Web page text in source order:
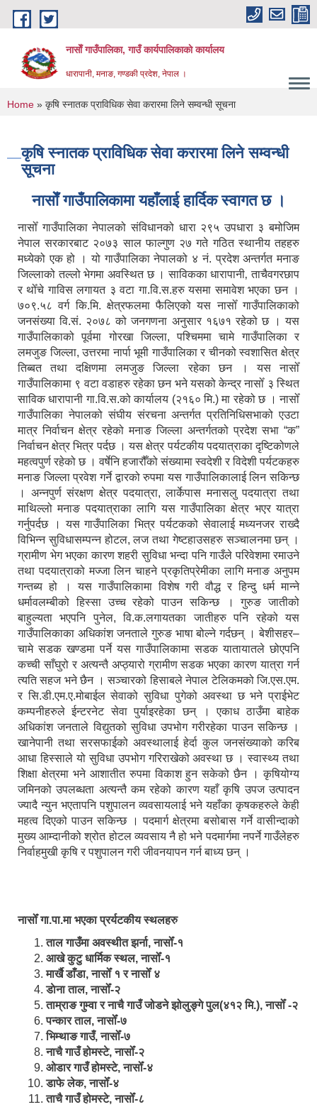
Skip to main content
नासाेँ गाउँपालिका, गाउँ कार्यपालिकाकाे कार्यालय
धारापानी, मनाङ, गण्डकी प्रदेश, नेपाल ।
You are here
Home » कृषि स्नातक प्राविधिक सेवा करारमा लिने सम्वन्धी सूचना
कृषि स्नातक प्राविधिक सेवा करारमा लिने सम्वन्धी
सूचना
नासाेँ गाउँपालिकामा यहाँलाई हार्दिक स्वागत छ ।
नासोँ गाउँपालिका नेपालको संविधानको धारा २९५ उपधारा ३ बमोजिम
नेपाल सरकारबाट २०७३ साल फाल्गुण २७ गते गठित स्थानीय तहहरु
मध्येको एक हो । यो गाउँपालिका नेपालको ४ नं. प्रदेश अन्तर्गत मनाङ
जिल्लाको तल्लो भेगमा अवस्थित छ । साविकका धारापानी‚ ताचैवगरछाप
र थोँचे गाविस लगायत ३ वटा गा.वि.स.हरु यसमा समावेश भएका छन ।
७०९.५८ वर्ग कि.मि. क्षेत्रफलमा फैलिएको यस नासोँ गाउँपालिकाको
जनसंख्या वि.सं. २०७८ को जनगणना अनुसार १६७१ रहेको छ । यस
गाउँपालिकाको पूर्वमा गोरखा जिल्ला, पश्चिममा चामे गाउँपालिका र
लमजुङ जिल्ला, उत्तरमा नार्पा भूमी गाउँपालिका र चीनको स्वशासित क्षेत्र
तिब्बत तथा दक्षिणमा लमजुङ जिल्ला रहेका छन । यस नासोँ
गाउँपालिकामा ९ वटा वडाहरु रहेका छन भने यसको केन्द्र नासोँ ३ स्थित
साविक धारापानी गा.वि.स.को कार्यालय (२१६० मि.) मा रहेको छ । नासोँ
गाउँपालिका नेपालको संघीय संरचना अन्तर्गत प्रतिनिधिसभाको एउटा
मात्र निर्वाचन क्षेत्र रहेको मनाङ जिल्ला अन्तर्गतको प्रदेश सभा “क”
निर्वाचन क्षेत्र भित्र पर्दछ । यस क्षेत्र पर्यटकीय पदयात्राका दृष्टिकोणले
महत्वपुर्ण रहेको छ । वर्षेनि हजारौँको संख्यामा स्वदेशी र विदेशी पर्यटकहरु
मनाङ जिल्ला प्रवेश गर्ने द्वारको रुपमा यस गाउँपालिकालाई लिन सकिन्छ
। अन्नपुर्ण संरक्षण क्षेत्र पदयात्रा, लार्केपास मनासलु पदयात्रा तथा
माथिल्लो मनाङ पदयात्राका लागि यस गाउँपालिका क्षेत्र भएर यात्रा
गर्नुपर्दछ । यस गाउँपालिका भित्र पर्यटकको सेवालाई मध्यनजर राख्दै
विभिन्न सुविधासम्पन्न होटल, लज तथा गेष्टहाउसहरु सञ्चालनमा छन् ।
ग्रामीण भेग भएका कारण शहरी सुविधा भन्दा पनि गाउँले परिवेशमा रमाउने
तथा पदयात्राको मज्जा लिन चाहने प्रकृतिप्रेमीका लागि मनाङ अनुपम
गन्तब्य हो । यस गाउँपालिकामा विशेष गरी वौद्ध र हिन्दु धर्म मान्ने
धर्मावलम्बीको हिस्सा उच्च रहेको पाउन सकिन्छ । गुरुङ जातीको
बाहुल्यता भएपनि पुनेल, वि.क.लगायतका जातीहरु पनि रहेको यस
गाउँपालिकाका अधिकांश जनताले गुरुङ भाषा बोल्ने गर्दछन् । बेशीसहर–
चामे सडक खण्डमा पर्ने यस गाउँपालिकामा सडक यातायातले छोएपनि
कच्ची साँघुरो र अत्यन्तै अप्ठ्यारो ग्रामीण सडक भएका कारण यात्रा गर्न
त्यति सहज भने छैन । सञ्चारको हिसाबले नेपाल टेलिकमको जि.एस.एम.
र सि.डी.एम.ए.मोबाईल सेवाको सुविधा पुगेको अवस्था छ भने प्राईभेट
कम्पनीहरुले ईन्टरनेट सेवा पुर्याइरहेका छन् । एकाध ठाउँमा बाहेक
अधिकांश जनताले विद्युतको सुविधा उपभोग गरीरहेका पाउन सकिन्छ ।
खानेपानी तथा सरसफाईको अवस्थालाई हेर्दा कुल जनसंख्याको करिब
आधा हिस्साले यो सुविधा उपभोग गरिराखेको अवस्था छ । स्वास्थ्य तथा
शिक्षा क्षेत्रमा भने आशातीत रुपमा विकाश हुन सकेको छैन । कृषियोग्य
जमिनको उपलब्धता अत्यन्तै कम रहेको कारण यहाँ कृषि उपज उत्पादन
ज्यादै न्युन भएतापनि पशुपालन व्यवसायलाई भने यहाँका कृषकहरुले केही
महत्व दिएको पाउन सकिन्छ । पदमार्ग क्षेत्रमा बसोबास गर्ने वासीन्दाको
मुख्य आम्दानीको श्रोत होटल व्यवसाय नै हो भने पदमार्गमा नपर्ने गाउँलेहरु
निर्वाहमुखी कृषि र पशुपालन गरी जीवनयापन गर्न बाध्य छन् ।
नासोँ गा.पा.मा भएका प्रर्यटकीय स्थलहरु
ताल गाउँमा अवस्थीत झर्ना, नासोँ-१
आखे कुटु धार्मिक स्थल, नासोँ-१
मार्खै डाँडा, नासोँ १ र नासोँ ४
डाेना ताल, नासोँ-२
ताम्राङ गुम्वा र नाचै गाउँ जोडने झोलुङ्गे पुल(४१२ मि.), नासोँ -२
पन्कार ताल, नासोँ-७
भिम्थाङ गाउँ, नासोँ-७
नाचै गाउँ होमस्टे, नासोँ-२
ओ‍‍‌डार गाउँ होमस्टे, नासोँ-४
डाफे लेक, नासोँ-४
ताचै गाउँ होमस्टे, नासोँ-८